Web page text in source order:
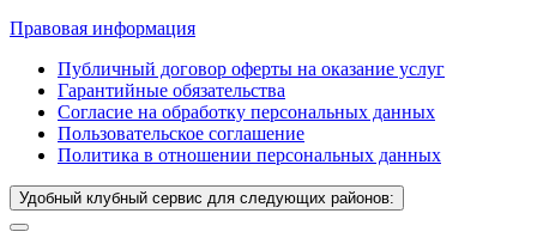
Правовая информация
Публичный договор оферты на оказание услуг
Гарантийные обязательства
Согласие на обработку персональных данных
Пользовательское соглашение
Политика в отношении персональных данных
Удобный клубный сервис для следующих районов: